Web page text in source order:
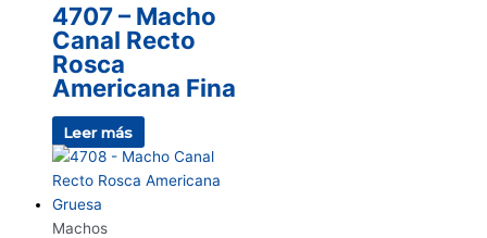
4707 – Macho
Canal Recto
Rosca
Americana Fina
Leer más
Machos